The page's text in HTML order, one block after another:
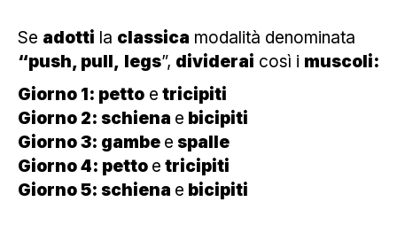
Se adotti la classica modalità denominata
“push, pull, legs”, dividerai così i muscoli:
Giorno 1: petto e tricipiti
Giorno 2: schiena e bicipiti
Giorno 3: gambe e spalle
Giorno 4: petto e tricipiti
Giorno 5: schiena e bicipiti